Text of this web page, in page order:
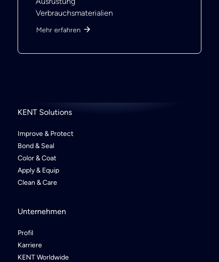
Verbrauchsmaterialien
Mehr erfahren
KENT Solutions
Improve & Protect
Bond & Seal
Color & Coat
Apply & Equip
Clean & Care
Unternehmen
Profil
Karriere
KENT Worldwide